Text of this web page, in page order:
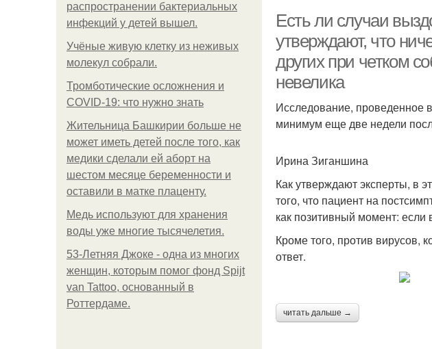
распространении бактериальных
инфекций у детей вышел.
Учёные живую клетку из неживых
молекул собрали.
Тромботические осложнения и
COVID-19: что нужно знать
Жительница Башкирии больше не
может иметь детей после того, как
медики сделали ей аборт на
шестом месяце беременности и
оставили в матке плаценту.
Медь используют для хранения
воды уже многие тысячелетия.
53-Летняя Джоке - одна из многих
женщин, которым помог фонд Spijt
van Tattoo, основанный в
Роттердаме.
Есть ли случаи
утверждают, что
других при четком
невелика
Исследование, проведенное
минимум еще две недели
Ирина Зиганшина
Как утверждают эксперты, в
того, что пациент на
как позитивный момент: если
Кроме того, против вирусов,
ответ.
читать дальше →